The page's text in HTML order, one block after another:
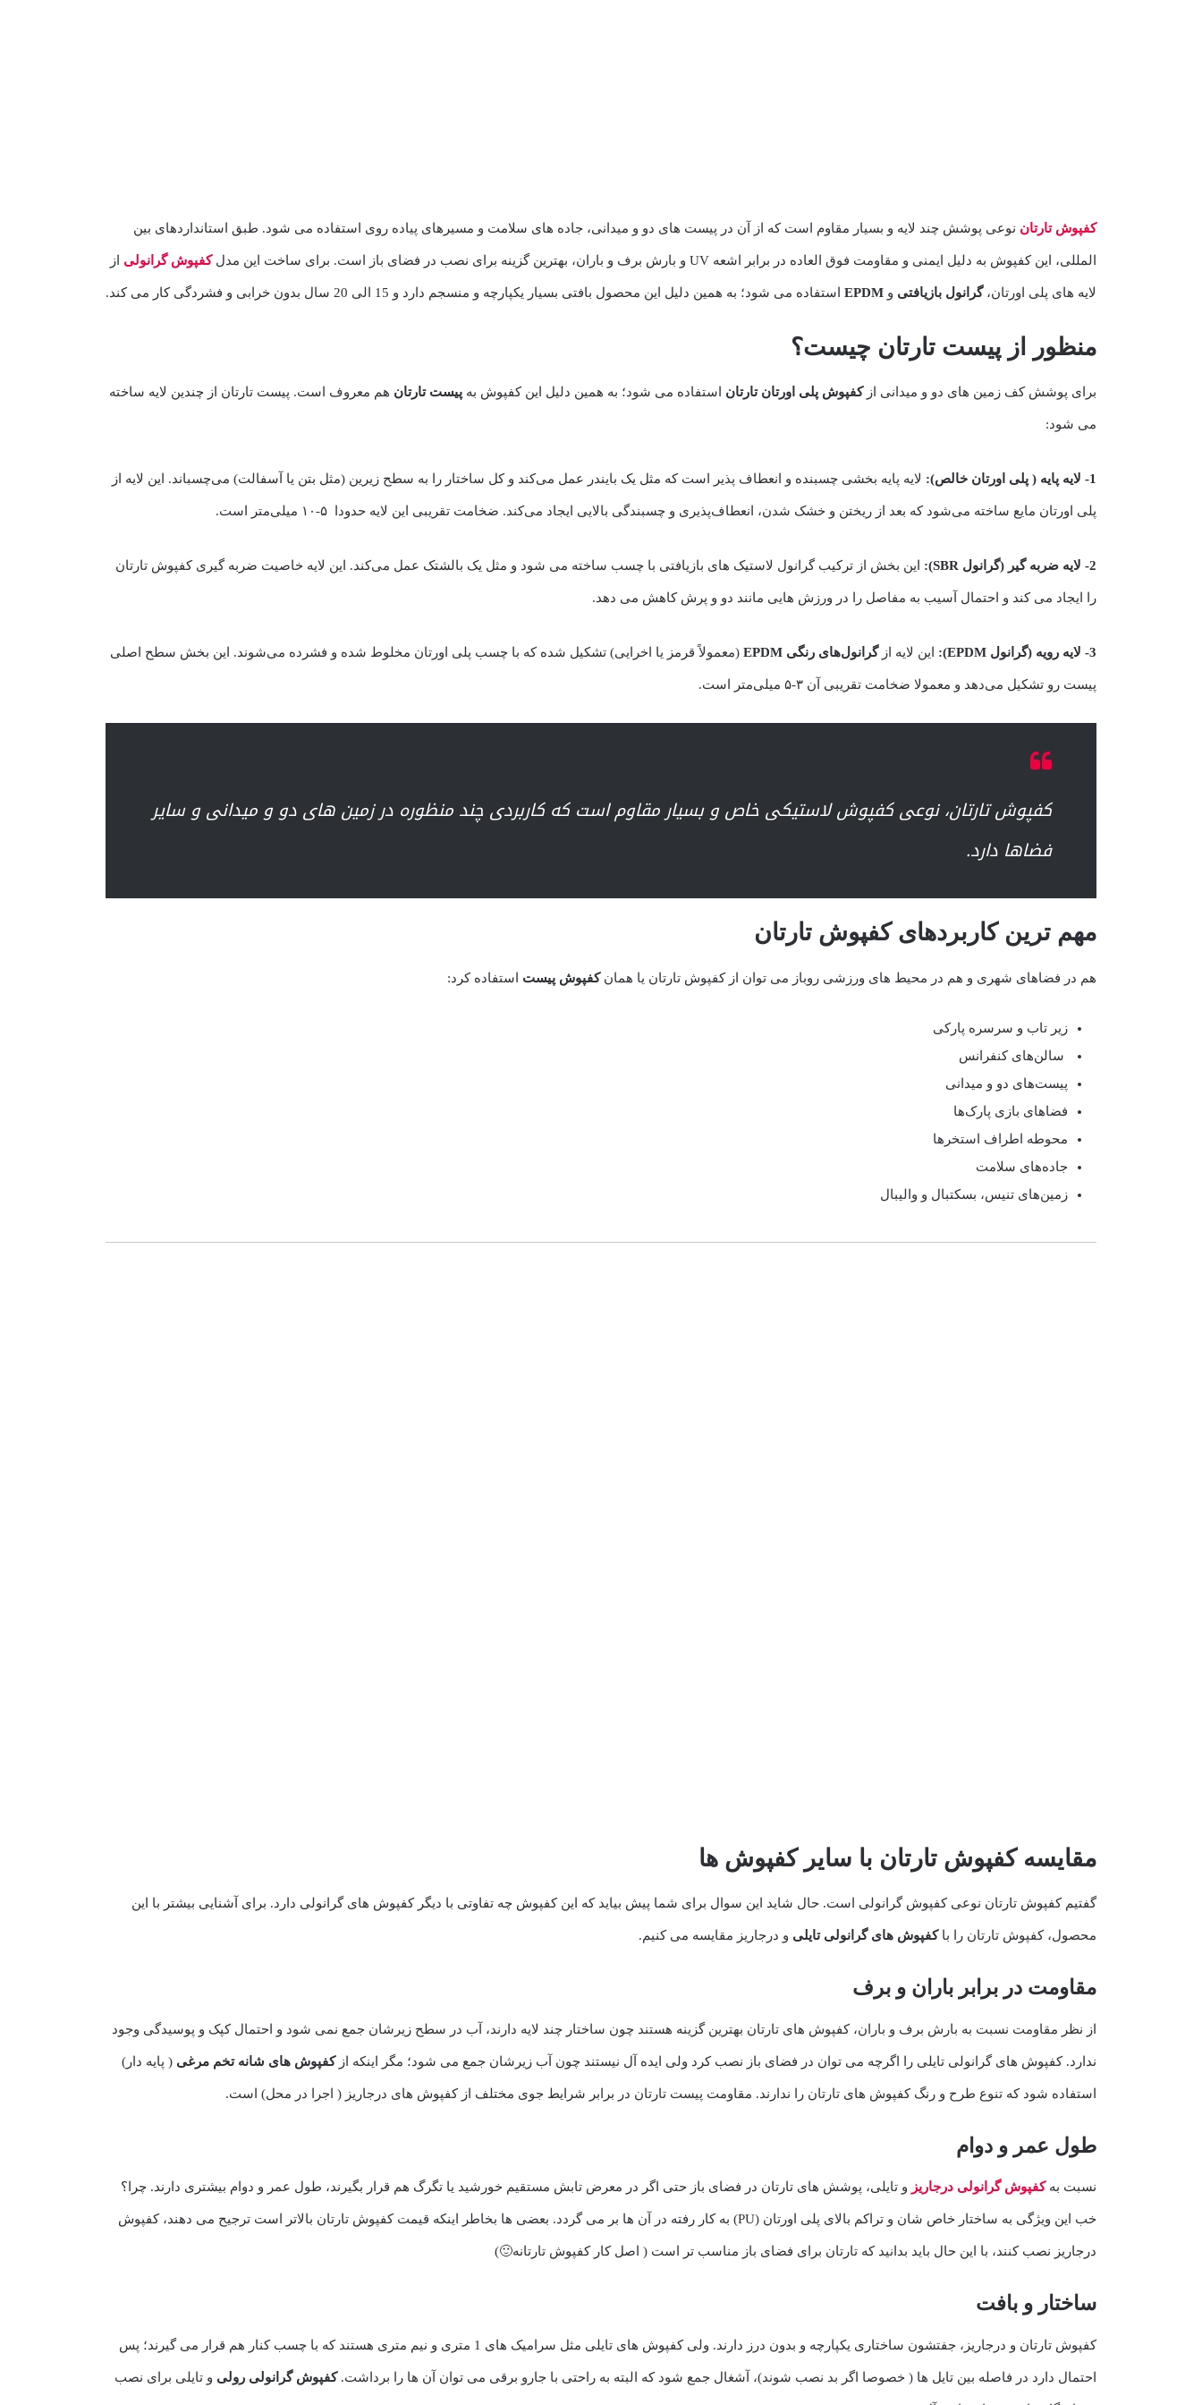
کفپوش تارتان نوعی پوشش چند لایه و بسیار مقاوم است که از آن در پیست های دو و میدانی، جاده های سلامت و مسیرهای پیاده روی استفاده می شود. طبق استانداردهای بین
المللی، این کفپوش به دلیل ایمنی و مقاومت فوق العاده در برابر اشعه UV و بارش برف و باران، بهترین گزینه برای نصب در فضای باز است. برای ساخت این مدل کفپوش گرانولی از
لایه های پلی اورتان،گرانول بازیافتی و EPDM استفاده می شود؛ به همین دلیل این محصول بافتی بسیار یکپارچه و منسجم دارد و 15 الی 20 سال بدون خرابی و فشردگی کار می کند.
منظور از پیست تارتان چیست؟
برای پوشش کف زمین های دو و میدانی از کفپوش پلی اورتان تارتان استفاده می شود؛ به همین دلیل این کفپوش به پیست تارتان هم معروف است. پیست تارتان از چندین لایه ساخته
می شود:
1- لایه پایه ( پلی اورتان خالص): لایه پایه بخشی چسبنده و انعطاف پذیر است که مثل یک بایندر عمل می‌کند و کل ساختار را به سطح زیرین (مثل بتن یا آسفالت) می‌چسباند. این لایه از
پلی‌ اورتان مایع ساخته می‌شود که بعد از ریختن و خشک شدن، انعطاف‌پذیری و چسبندگی بالایی ایجاد می‌کند. ضخامت تقریبی این لایه حدودا ۵-۱۰ میلی‌متر است.
2- لایه ضربه گیر (گرانول SBR): این بخش از ترکیب گرانول لاستیک های بازیافتی با چسب ساخته می شود و مثل یک بالشتک عمل می‌کند. این لایه خاصیت ضربه گیری کفپوش تارتان
را ایجاد می کند و احتمال آسیب به مفاصل را در ورزش هایی مانند دو و پرش کاهش می دهد.
3- لایه رویه (گرانول EPDM): این لایه از گرانول‌های رنگی EPDM (معمولاً قرمز یا اخرایی) تشکیل شده که با چسب پلی‌ اورتان مخلوط شده و فشرده می‌شوند. این بخش سطح اصلی
پیست رو تشکیل می‌دهد و معمولا ضخامت تقریبی آن ۳-۵ میلی‌متر است.
کفپوش تارتان، نوعی کفپوش لاستیکی خاص و بسیار مقاوم است که کاربردی چند منظوره در زمین های دو و میدانی و سایر
فضاها دارد.
مهم ترین کاربردهای کفپوش تارتان
هم در فضاهای شهری و هم در محیط های ورزشی روباز می توان از کفپوش تارتان یا همانکفپوش پیست استفاده کرد:
زیر تاب و سرسره پارکی
سالن‌های کنفرانس
پیست‌های دو و میدانی
فضاهای بازی پارک‌ها
محوطه اطراف استخرها
جاده‌های سلامت
زمین‌های تنیس، بسکتبال و والیبال
مقایسه کفپوش تارتان با سایر کفپوش ها
گفتیم کفپوش تارتان نوعی کفپوش گرانولی است. حال شاید این سوال برای شما پیش بیاید که این کفپوش چه تفاوتی با دیگر کفپوش های گرانولی دارد. برای آشنایی بیشتر با این
محصول، کفپوش تارتان را باکفپوش های گرانولی تایلی و درجاریز مقایسه می کنیم.
مقاومت در برابر باران و برف
از نظر مقاومت نسبت به بارش برف و باران، کفپوش های تارتان بهترین گزینه هستند چون ساختار چند لایه دارند، آب در سطح زیرشان جمع نمی شود و احتمال کپک و پوسیدگی وجود
ندارد. کفپوش های گرانولی تایلی را اگرچه می توان در فضای باز نصب کرد ولی ایده آل نیستند چون آب زیرشان جمع می شود؛ مگر اینکه ازکفپوش های شانه تخم مرغی ( پایه دار)
استفاده شود که تنوع طرح و رنگ کفپوش های تارتان را ندارند. مقاومت پیست تارتان در برابر شرایط جوی مختلف از کفپوش های درجاریز ( اجرا در محل) است.
طول عمر و دوام
نسبت به کفپوش گرانولی درجاریز و تایلی، پوشش های تارتان در فضای باز حتی اگر در معرض تابش مستقیم خورشید یا تگرگ هم قرار بگیرند، طول عمر و دوام بیشتری دارند. چرا؟
خب این ویژگی به ساختار خاص شان و تراکم بالای پلی اورتان (PU) به کار رفته در آن ها بر می گردد. بعضی ها بخاطر اینکه قیمت کفپوش تارتان بالاتر است ترجیح می دهند، کفپوش
درجاریز نصب کنند، با این حال باید بدانید که تارتان برای فضای باز مناسب تر است ( اصل کار کفپوش تارتانه🙂)
ساختار و بافت
کفپوش تارتان و درجاریز، جفتشون ساختاری یکپارچه و بدون درز دارند. ولی کفپوش های تایلی مثل سرامیک های 1 متری و نیم متری هستند که با چسب کنار هم قرار می گیرند؛ پس
احتمال دارد در فاصله بین تایل ها ( خصوصا اگر بد نصب شوند)، آشغال جمع شود که البته به راحتی با جارو برقی می توان آن ها را برداشت.کفپوش گرانولی رولی و تایلی برای نصب